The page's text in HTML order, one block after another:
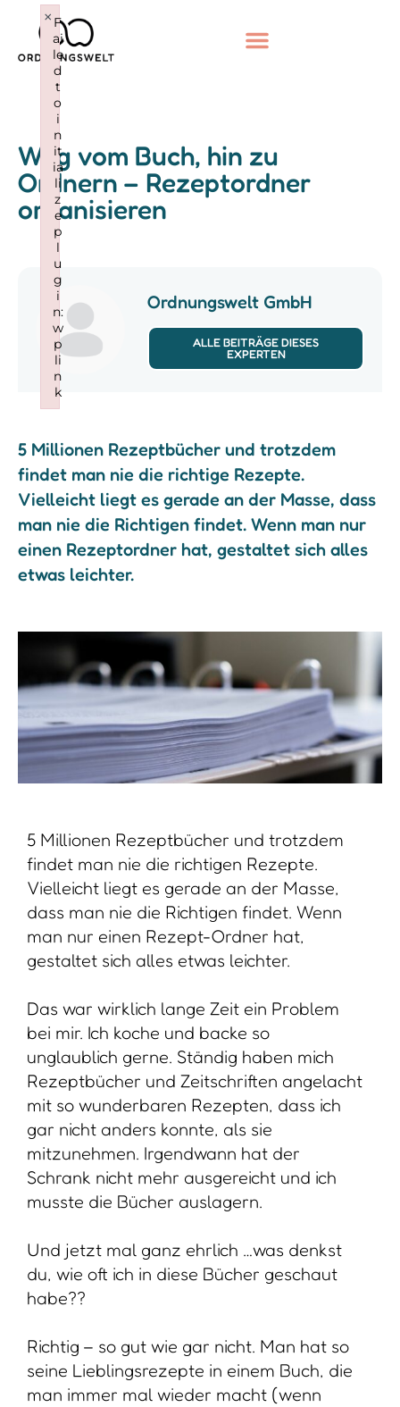
Weg vom Buch, hin zu
Ordnern – Rezeptordner
organisieren
Ordnungswelt GmbH
ALLE BEITRÄGE DIESES
EXPERTEN
5 Millionen Rezeptbücher und trotzdem
findet man nie die richtige Rezepte.
Vielleicht liegt es gerade an der Masse, dass
man nie die Richtigen findet. Wenn man nur
einen Rezeptordner hat, gestaltet sich alles
etwas leichter.
5 Millionen Rezeptbücher und trotzdem
findet man nie die richtigen Rezepte.
Vielleicht liegt es gerade an der Masse,
dass man nie die Richtigen findet. Wenn
man nur einen Rezept-Ordner hat,
gestaltet sich alles etwas leichter.
Das war wirklich lange Zeit ein Problem
bei mir. Ich koche und backe so
unglaublich gerne. Ständig haben mich
Rezeptbücher und Zeitschriften angelacht
mit so wunderbaren Rezepten, dass ich
gar nicht anders konnte, als sie
mitzunehmen. Irgendwann hat der
Schrank nicht mehr ausgereicht und ich
musste die Bücher auslagern.
Und jetzt mal ganz ehrlich …was denkst
du, wie oft ich in diese Bücher geschaut
habe??
Richtig – so gut wie gar nicht. Man hat so
seine Lieblingsrezepte in einem Buch, die
man immer mal wieder macht (wenn
F
ai
le
d
t
o
i
n
it
ia
li
z
e
p
l
u
g
i
n:
w
p
li
n
k
×
Failed to initialize plugin: wplink